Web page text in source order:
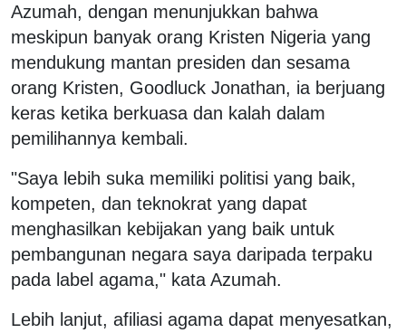
Azumah, dengan menunjukkan bahwa
meskipun banyak orang Kristen Nigeria yang
mendukung mantan presiden dan sesama
orang Kristen, Goodluck Jonathan, ia berjuang
keras ketika berkuasa dan kalah dalam
pemilihannya kembali.
"Saya lebih suka memiliki politisi yang baik,
kompeten, dan teknokrat yang dapat
menghasilkan kebijakan yang baik untuk
pembangunan negara saya daripada terpaku
pada label agama," kata Azumah.
Lebih lanjut, afiliasi agama dapat menyesatkan,